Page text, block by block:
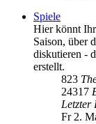
Spiele
Hier könnt
Saison, über
diskutieren -
erstellt.
823
24317
Letzter
Fr 2.